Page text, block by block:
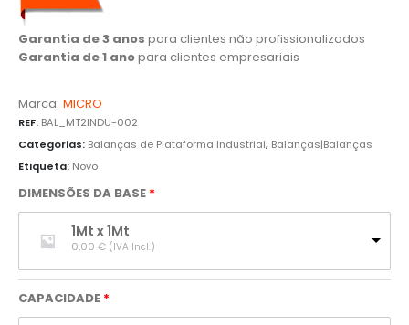
Garantia de 3 anos para clientes não profissionalizados
Garantia de 1 anopara clientes empresariais
Marca: MICRO
REF: BAL_MT2INDU-002
Categorias: Balanças de Plataforma Industrial, Balanças|Balanças
Etiqueta: Novo
DIMENSÕES DA BASE
1Mt x 1Mt
0,00 € (IVA Incl.)
CAPACIDADE